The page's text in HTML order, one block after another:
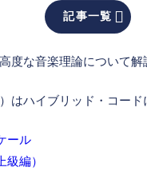
記事一覧 
度な音楽理論について解
はハイブリッド・コード
ール
級編）